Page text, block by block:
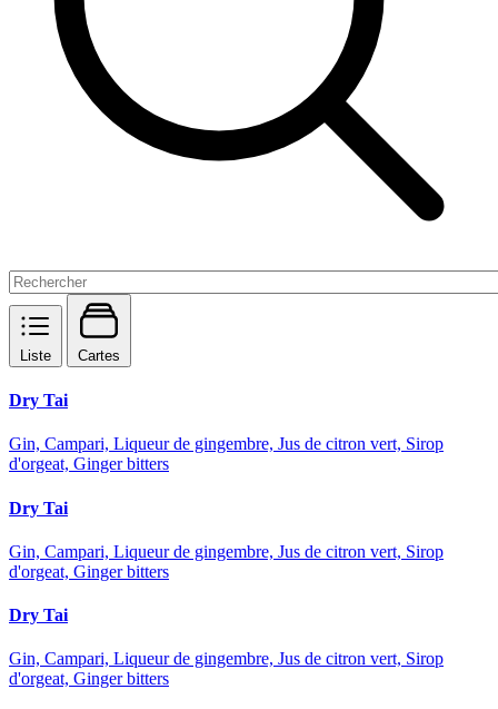
Liste Cartes
Dry Tai
Gin, Campari, Liqueur de gingembre, Jus de citron vert, Sirop
d'orgeat, Ginger bitters
Dry Tai
Gin, Campari, Liqueur de gingembre, Jus de citron vert, Sirop
d'orgeat, Ginger bitters
Dry Tai
Gin, Campari, Liqueur de gingembre, Jus de citron vert, Sirop
d'orgeat, Ginger bitters